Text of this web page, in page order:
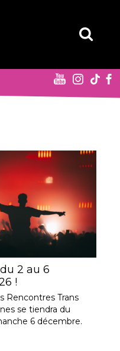
2 au 6
!
Rencontres Trans
se tiendra du
6 décembre.